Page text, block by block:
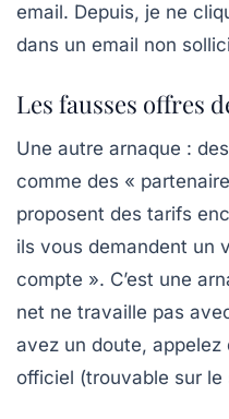
email. Depuis, je ne
dans un email non
Les fausses offres
Une autre arnaque :
comme des «
proposent des tarifs
ils vous demandent un
compte ». C’est une
net ne travaille pas
avez un doute,
officiel (trouvable sur le